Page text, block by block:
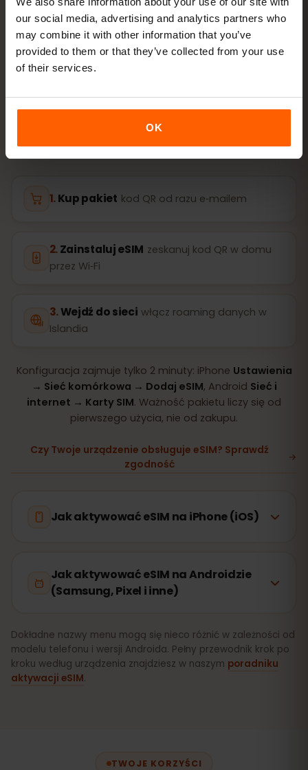
our social media, advertising and analytics partners who
may combine it with other information that you’ve
provided to them or that they’ve collected from your use
of their services.
OK
AKTYWACJA
Aktywuj eSIM dla Islandia
w
Gotowe w kilka minut — bez fizycznej karty SIM.
Kup pakiet kod QR od razu e‑mailem
Zainstaluj eSIM zeskanuj kod QR w domu
przez Wi‑Fi
Wejdź do sieci włącz roaming danych w
Islandia
Konfiguracja zajmuje tylko 2 minuty: iPhone Ustawienia
→ Sieć komórkowa → Dodaj eSIM, Android Sieć i
internet → Karty SIM. Ważność pakietu liczy się od
pierwszego użycia, nie od zakupu.
Czy Twoje urządzenie obsługuje eSIM? Sprawdź
zgodność
Jak aktywować eSIM na iPhone (iOS)
Jak aktywować eSIM na Androidzie
(Samsung, Pixel i inne)
Dokładne nazwy menu mogą się nieco różnić w zależności od
modelu telefonu i wersji Androida. Pełny przewodnik krok po
kroku według urządzenia znajdziesz w naszym poradniku
aktywacji eSIM.
TWOJE KORZYŚCI